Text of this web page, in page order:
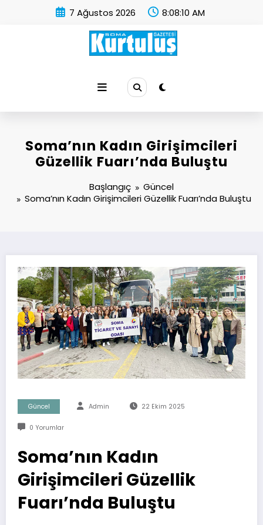
7 Ağustos 2026 8:08:10 AM
Soma’nın Kadın Girişimcileri
Güzellik Fuarı’nda Buluştu
Başlangıç
Güncel
Soma’nın Kadın Girişimcileri Güzellik Fuarı’nda Buluştu
Güncel Admin 22 Ekim 2025
0 Yorumlar
Soma’nın Kadın
Girişimcileri Güzellik
Fuarı’nda Buluştu